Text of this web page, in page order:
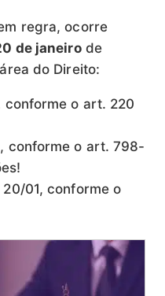
regra, ocorre
de janeirode
do Direito:
conforme o art. 220
conforme o art. 798-
20/01, conforme o